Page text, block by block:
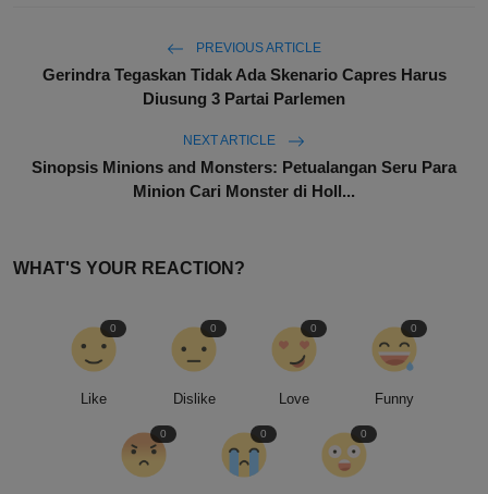
PREVIOUS ARTICLE
Gerindra Tegaskan Tidak Ada Skenario Capres Harus
Diusung 3 Partai Parlemen
NEXT ARTICLE
Sinopsis Minions and Monsters: Petualangan Seru Para
Minion Cari Monster di Holl...
WHAT'S YOUR REACTION?
Like
0
Dislike
0
Love
0
Funny
0
0 0 0